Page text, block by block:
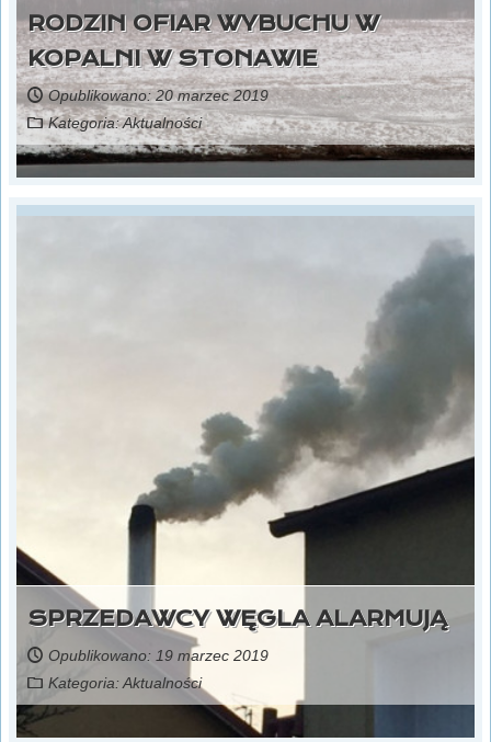
RODZIN OFIAR WYBUCHU W
KOPALNI W STONAWIE
Opublikowano: 20 marzec 2019
Kategoria:Aktualności
SPRZEDAWCY WĘGLA ALARMUJĄ
Opublikowano: 19 marzec 2019
Kategoria:Aktualności